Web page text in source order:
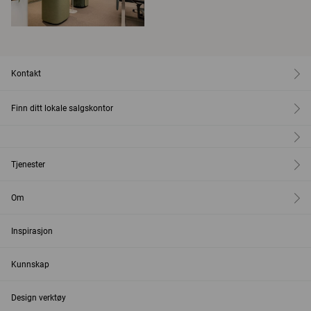
Kontakt
Finn ditt lokale salgskontor
Tjenester
Om
Inspirasjon
Kunnskap
Design verktøy